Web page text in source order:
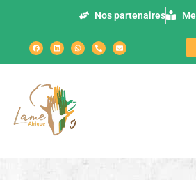
Nos partenaires